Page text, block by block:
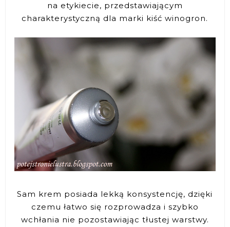
na etykiecie, przedstawiającym
charakterystyczną dla marki kiść winogron.
Sam krem posiada lekką konsystencję, dzięki
czemu łatwo się rozprowadza i szybko
wchłania nie pozostawiając tłustej warstwy.